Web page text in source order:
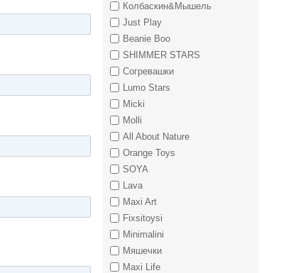
Колбаскин&Мышель
Just Play
Beanie Boo
SHIMMER STARS
Согревашки
Lumo Stars
Micki
Molli
All About Nature
Orange Toys
SOYA
Lava
Maxi Art
Fixsitoysi
Minimalini
Мяшечки
Maxi Life